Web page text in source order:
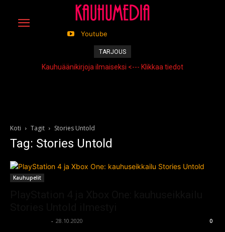
Youtube
TARJOUS
Kauhuäänikirjoja ilmaiseksi <--- Klikkaa tiedot
Koti Tagit Stories Untold
Tag: Stories Untold
Kauhupelit
- 28.10.2020 0